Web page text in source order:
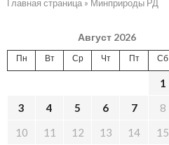
Главная страница » Минприроды РД
Август 2026
Пн Вт Ср Чт Пт Сб
1
3
4 5 6 7 8
10
11 12 13 14 15